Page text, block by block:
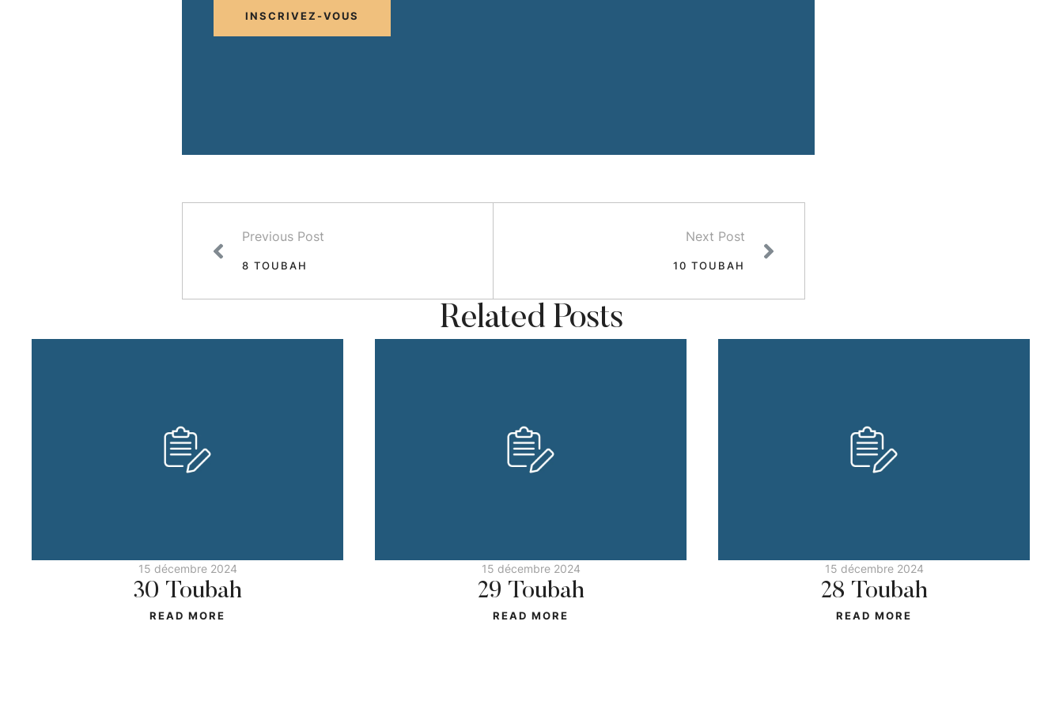
INSCRIVEZ-VOUS
Previous Post
8 TOUBAH
Next Post
10 TOUBAH
Related Posts
15 décembre 2024
30 Toubah
READ MORE
15 décembre 2024
29 Toubah
READ MORE
15 décembre 2024
28 Toubah
READ MORE